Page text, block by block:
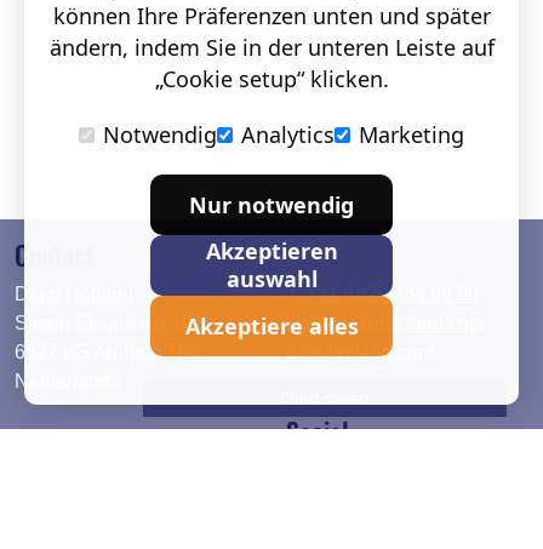
Contact
Deko Holland
Simon Stevinweg 19
6827 BS Arnhem The
Netherlands
T. +31 (0)26 384 90 80
info@dekoholland.com
dekoholland.com
Social
können Ihre Präferenzen unten und später
ändern, indem Sie in der unteren Leiste auf
„Cookie setup“ klicken.
Notwendig
Analytics Marketing
Nur notwendig
Akzeptieren
auswahl
Akzeptiere alles